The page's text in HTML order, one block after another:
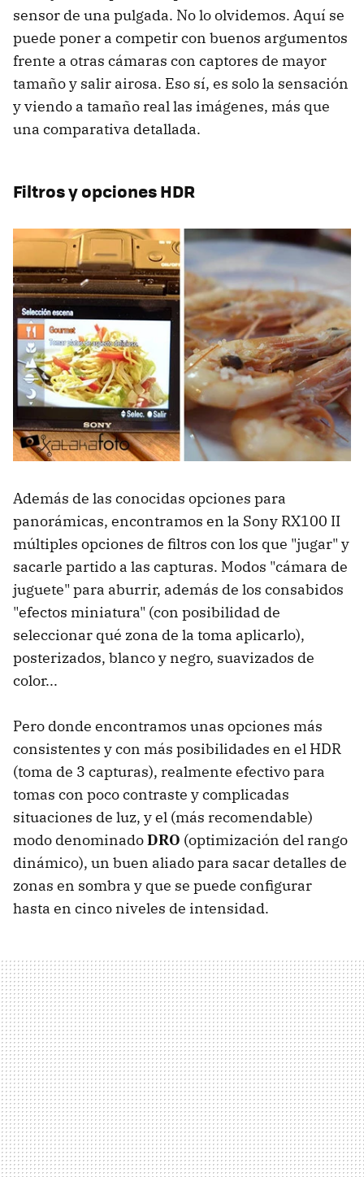
sensor de una pulgada. No lo olvidemos. Aquí se
puede poner a competir con buenos argumentos
frente a otras cámaras con captores de mayor
tamaño y salir airosa. Eso sí, es solo la sensación
y viendo a tamaño real las imágenes, más que
una comparativa detallada.
Filtros y opciones HDR
Además de las conocidas opciones para
panorámicas, encontramos en la Sony RX100 II
múltiples opciones de filtros con los que "jugar" y
sacarle partido a las capturas. Modos "cámara de
juguete" para aburrir, además de los consabidos
"efectos miniatura" (con posibilidad de
seleccionar qué zona de la toma aplicarlo),
posterizados, blanco y negro, suavizados de
color...
Pero donde encontramos unas opciones más
consistentes y con más posibilidades en el HDR
(toma de 3 capturas), realmente efectivo para
tomas con poco contraste y complicadas
situaciones de luz, y el (más recomendable)
modo denominadoDRO (optimización del rango
dinámico), un buen aliado para sacar detalles de
zonas en sombra y que se puede configurar
hasta en cinco niveles de intensidad.